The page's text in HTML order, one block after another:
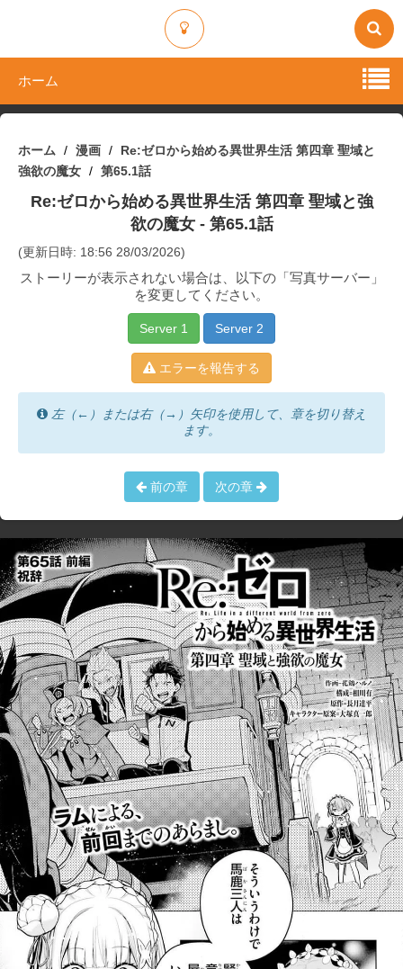
ホーム
ホーム 漫画
Re:ゼロから始める異世界生活 第四章 聖域と
強欲の魔女
第65.1話
Re:ゼロから始める異世界生活 第四章 聖域と強
欲の魔女- 第65.1話
(更新日時: 18:56 28/03/2026)
ストーリーが表示されない場合は、以下の「写真サーバー」
を変更してください。
Server 1 Server 2
エラーを報告する
左（←）または右（→）矢印を使用して、章を切り替え
ます。
前の章 次の章